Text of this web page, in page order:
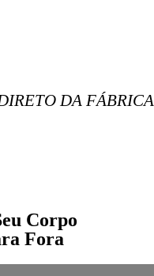
DA FÁBRICA
Corpo
Fora